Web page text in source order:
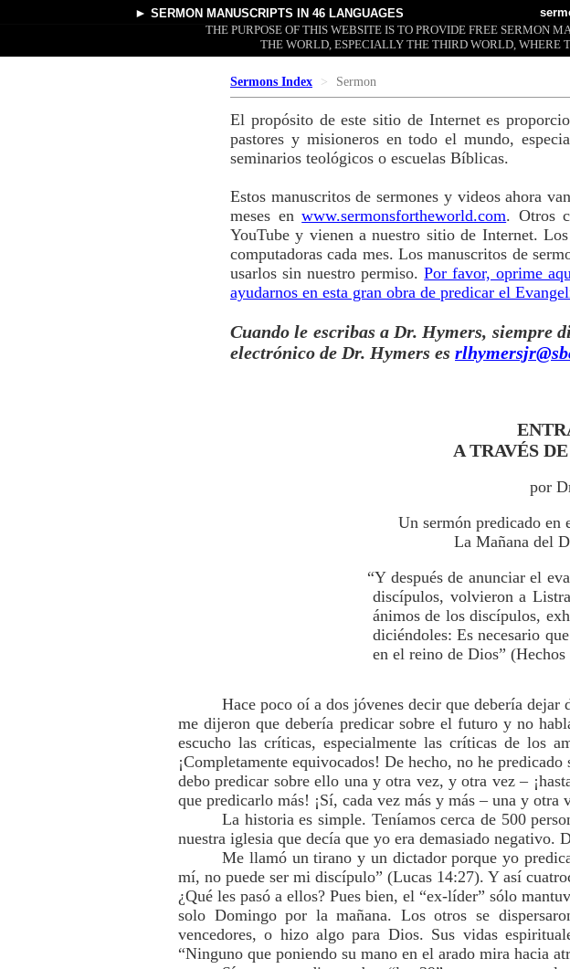
► SERMON MANUSCRIPTS IN 46 LANGUAGES
THE PURPOSE OF THIS WEBSITE IS TO PROVIDE FREE SERMON
THE WORLD, ESPECIALLY THE THIRD WORLD, WHERE
Sermons Index Sermon
El propósito de este sitio de Internet es
pastores y misioneros en todo el mundo,
seminarios teológicos o escuelas Bíblicas.
Estos manuscritos de sermones y videos ahora
meses enwww.sermonsfortheworld.com. Otros
YouTube y vienen a nuestro sitio de Internet.
computadoras cada mes. Los manuscritos de
usarlos sin nuestro permiso.Por favor, oprime
ayudarnos en esta gran obra de predicar el
Cuando le escribas a Dr. Hymers, siempre
electrónico de Dr. Hymers es
A TRAVÉS
por
Un sermón predicado en
La Mañana del
“Y después de anunciar el
discípulos, volvieron a
ánimos de los discípulos,
diciéndoles: Es necesario
en el reino de Dios”
Hace poco oí a dos jóvenes decir que debería
me dijeron que debería predicar sobre el futuro y no
escucho las críticas, especialmente las críticas de los
¡Completamente equivocados! De hecho, no he
debo predicar sobre ello una y otra vez, y otra vez –
que predicarlo más! ¡Sí, cada vez más y más – una y otra
La historia es simple. Teníamos cerca de 500
nuestra iglesia que decía que yo era demasiado negativo.
Me llamó un tirano y un dictador porque yo
mí, no puede ser mi discípulo” (Lucas 14:27). Y así
¿Qué les pasó a ellos? Pues bien, el “ex-líder” sólo
solo Domingo por la mañana. Los otros se
vencedores, o hizo algo para Dios. Sus vidas
“Ninguno que poniendo su mano en el arado mira hacia